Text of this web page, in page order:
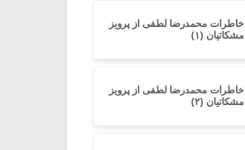
خاطرات محمدرضا لطفی از پرویز
مشکاتیان (۱)
خاطرات محمدرضا لطفی از پرویز
مشکاتیان (۲)